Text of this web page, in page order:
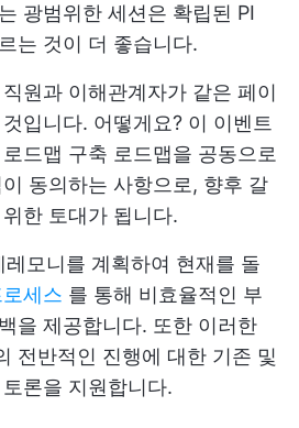
광범위한 세션은 확립된 PI
는 것이 더 좋습니다.
원과 이해관계자가 같은 페이
입니다. 어떻게요? 이 이벤트
로드맵 구축 로드맵을 공동으로
동의하는 사항으로, 향후 갈
한 토대가 됩니다.
모니를 계획하여 현재를 돌
세스 를 통해 비효율적인 부
을 제공합니다. 또한 이러한
전반적인 진행에 대한 기존 및
론을 지원합니다.